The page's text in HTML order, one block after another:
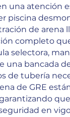
una atención
piscina
de arena
completo
selectora,
una bancada
de tubería
de GRE
en